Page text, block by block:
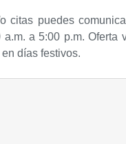
citas puedes
a.m. a 5:00 p.m.
días festivos.